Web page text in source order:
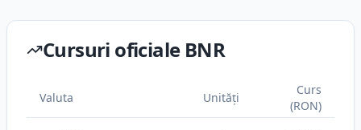
Cursuri oficiale BNR
Valuta Unități
Curs
(RON)